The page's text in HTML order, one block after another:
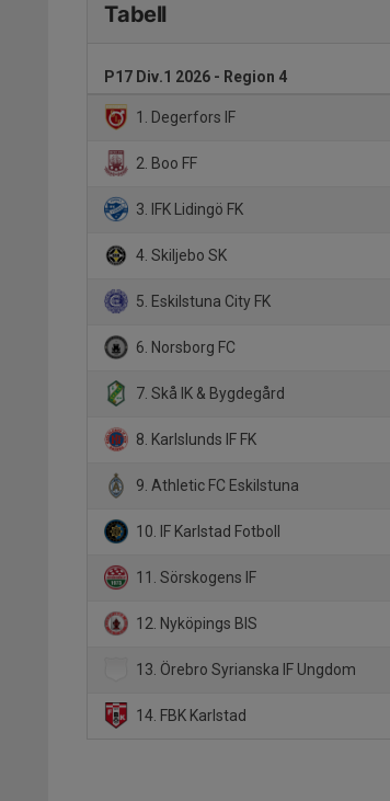
Tabell
P17 Div.1 2026 - Region 4
1. Degerfors IF
2. Boo FF
3. IFK Lidingö FK
4. Skiljebo SK
5. Eskilstuna City FK
6. Norsborg FC
7. Skå IK & Bygdegård
8. Karlslunds IF FK
9. Athletic FC Eskilstuna
10. IF Karlstad Fotboll
11. Sörskogens IF
12. Nyköpings BIS
13. Örebro Syrianska IF Ungdom
14. FBK Karlstad